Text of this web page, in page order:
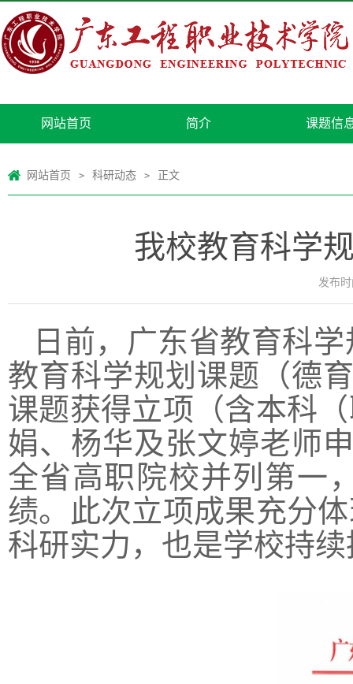
网站首页 简介 课题信
网站首页 > 科研动态 > 正文
我校教育科学
发布时
日前，广东省教育科
教育科学规划课题（德
课题获得立项（含本科
娟、杨华及张文婷老师
全省高职院校并列第一
绩。此次立项成果充分
科研实力，也是学校持